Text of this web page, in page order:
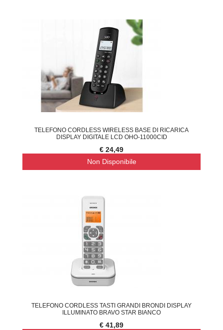
TELEFONO CORDLESS WIRELESS BASE DI RICARICA
DISPLAY DIGITALE LCD OHO-11000CID
€ 24,49
Non Disponibile
TELEFONO CORDLESS TASTI GRANDI BRONDI DISPLAY
ILLUMINATO BRAVO STAR BIANCO
€ 41,89